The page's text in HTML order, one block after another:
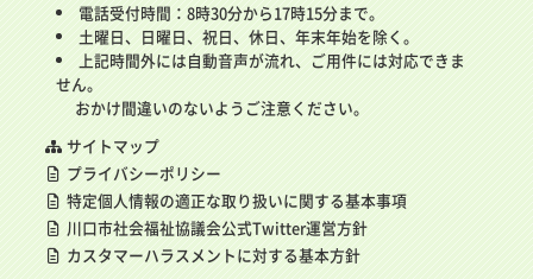
電話受付時間：8時30分から17時15分まで。
土曜日、日曜日、祝日、休日、年末年始を除く。
上記時間外には自動音声が流れ、ご用件には対応できま
せん。
おかけ間違いのないようご注意ください。
サイトマップ
プライバシーポリシー
特定個人情報の適正な取り扱いに関する基本事項
川口市社会福祉協議会公式Twitter運営方針
カスタマーハラスメントに対する基本方針